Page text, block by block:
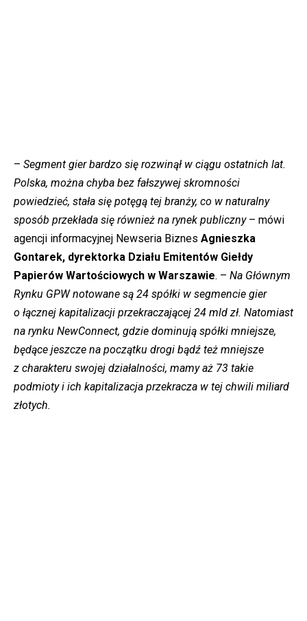
– Segment gier bardzo się rozwinął w ciągu ostatnich lat.
Polska, można chyba bez fałszywej skromności
powiedzieć, stała się potęgą tej branży, co w naturalny
sposób przekłada się również na rynek publiczny – mówi
agencji informacyjnej Newseria Biznes Agnieszka
Gontarek, dyrektorka Działu Emitentów Giełdy
Papierów Wartościowych w Warszawie. – Na Głównym
Rynku GPW notowane są 24 spółki w segmencie gier
o łącznej kapitalizacji przekraczającej 24 mld zł. Natomiast
na rynku NewConnect, gdzie dominują spółki mniejsze,
będące jeszcze na początku drogi bądź też mniejsze
z charakteru swojej działalności, mamy aż 73 takie
podmioty i ich kapitalizacja przekracza w tej chwili miliard
złotych.